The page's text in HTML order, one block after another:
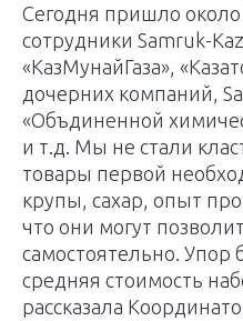
Сегодня пришло
сотрудники Samruk-
«КазМунайГаза»,
дочерних компаний,
«Объдиненной
и т.д. Мы не стали
товары первой
крупы, сахар, опыт
что они могут
самостоятельно. Упор
средняя стоимость
рассказала